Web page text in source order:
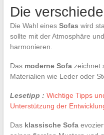
Die
Die Wahl eines Sofas wird
sollte mit der Atmosphäre
harmonieren.
Das moderne Sofazeichnet
Materialien wie Leder oder
Lesetipp : Wichtige Tipps
Unterstützung der
Das klassische Sofa